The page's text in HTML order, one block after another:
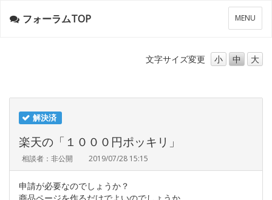
メ
ニ
ー
MENU
フォーラムTOP
文字サイズ変更 小 中 大
解決済
楽天の「１０００円ポッキリ」
相談者：非公開 2019/07/28 15:15
申請が必要なのでしょうか？